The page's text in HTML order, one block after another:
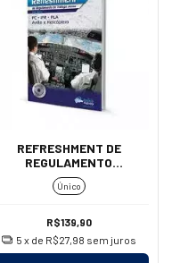
REFRESHMENT DE
REGULAMENTO
PC/IFR/PLA + 600
QUESTÕES
Único
R$139,90
5 x de R$27,98 sem juros